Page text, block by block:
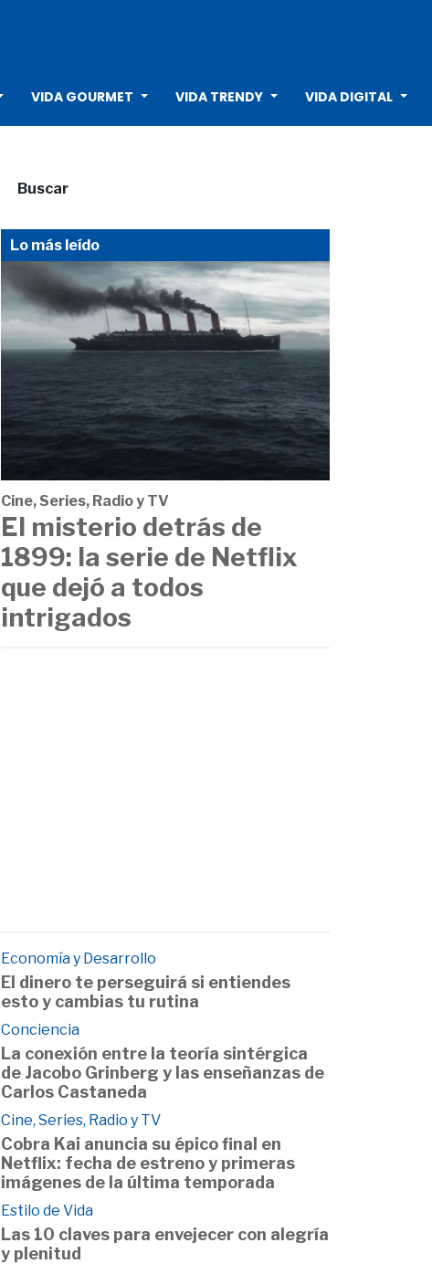
VIDA GOURMET VIDA TRENDY VIDA DIGITAL
Buscar
Lo más leído
Cine, Series, Radio y TV
El misterio detrás de
1899: la serie de Netflix
que dejó a todos
intrigados
Economía y Desarrollo
El dinero te perseguirá si entiendes
esto y cambias tu rutina
Conciencia
La conexión entre la teoría sintérgica
de Jacobo Grinberg y las enseñanzas de
Carlos Castaneda
Cine, Series, Radio y TV
Cobra Kai anuncia su épico final en
Netflix: fecha de estreno y primeras
imágenes de la última temporada
Estilo de Vida
Las 10 claves para envejecer con alegría
y plenitud